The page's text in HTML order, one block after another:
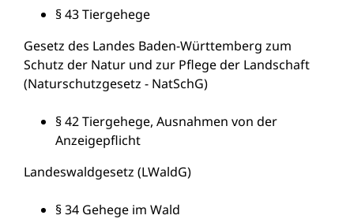
§ 43Tiergehege
Gesetz des Landes Baden-Württemberg zum
Schutz der Natur und zur Pflege der Landschaft
(Naturschutzgesetz - NatSchG)
§ 42Tiergehege, Ausnahmen von der
Anzeigepflicht
Landeswaldgesetz (LWaldG)
§ 34 Gehege im Wald